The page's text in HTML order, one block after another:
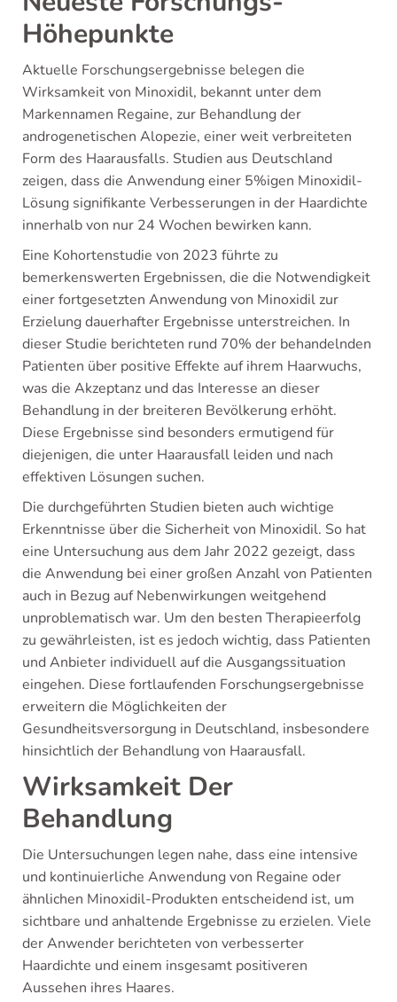
Höhepunkte
Aktuelle Forschungsergebnisse belegen die
Wirksamkeit von Minoxidil, bekannt unter dem
Markennamen Regaine, zur Behandlung der
androgenetischen Alopezie, einer weit verbreiteten
Form des Haarausfalls. Studien aus Deutschland
zeigen, dass die Anwendung einer 5%igen Minoxidil-
Lösung signifikante Verbesserungen in der Haardichte
innerhalb von nur 24 Wochen bewirken kann.
Eine Kohortenstudie von 2023 führte zu
bemerkenswerten Ergebnissen, die die Notwendigkeit
einer fortgesetzten Anwendung von Minoxidil zur
Erzielung dauerhafter Ergebnisse unterstreichen. In
dieser Studie berichteten rund 70% der behandelnden
Patienten über positive Effekte auf ihrem Haarwuchs,
was die Akzeptanz und das Interesse an dieser
Behandlung in der breiteren Bevölkerung erhöht.
Diese Ergebnisse sind besonders ermutigend für
diejenigen, die unter Haarausfall leiden und nach
effektiven Lösungen suchen.
Die durchgeführten Studien bieten auch wichtige
Erkenntnisse über die Sicherheit von Minoxidil. So hat
eine Untersuchung aus dem Jahr 2022 gezeigt, dass
die Anwendung bei einer großen Anzahl von Patienten
auch in Bezug auf Nebenwirkungen weitgehend
unproblematisch war. Um den besten Therapieerfolg
zu gewährleisten, ist es jedoch wichtig, dass Patienten
und Anbieter individuell auf die Ausgangssituation
eingehen. Diese fortlaufenden Forschungsergebnisse
erweitern die Möglichkeiten der
Gesundheitsversorgung in Deutschland, insbesondere
hinsichtlich der Behandlung von Haarausfall.
Wirksamkeit Der
Behandlung
Die Untersuchungen legen nahe, dass eine intensive
und kontinuierliche Anwendung von Regaine oder
ähnlichen Minoxidil-Produkten entscheidend ist, um
sichtbare und anhaltende Ergebnisse zu erzielen. Viele
der Anwender berichteten von verbesserter
Haardichte und einem insgesamt positiveren
Aussehen ihres Haares.